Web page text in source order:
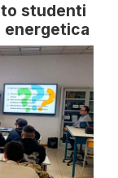
studenti
energetica